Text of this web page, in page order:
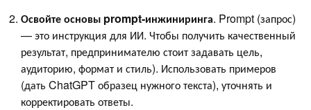
Освойте основы prompt-инжиниринга. Prompt (запрос)
— это инструкция для ИИ. Чтобы получить качественный
результат, предпринимателю стоит задавать цель,
аудиторию, формат и стиль). Использовать примеров
(дать ChatGPT образец нужного текста), уточнять и
корректировать ответы.